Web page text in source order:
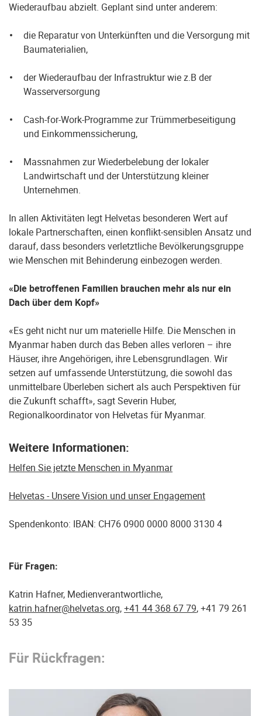
Wiederaufbau abzielt. Geplant sind unter anderem:
die Reparatur von Unterkünften und die Versorgung mit
Baumaterialien,
der Wiederaufbau der Infrastruktur wie z.B der
Wasserversorgung
Cash-for-Work-Programme zur Trümmerbeseitigung
und Einkommenssicherung,
Massnahmen zur Wiederbelebung der lokaler
Landwirtschaft und der Unterstützung kleiner
Unternehmen.
In allen Aktivitäten legt Helvetas besonderen Wert auf
lokale Partnerschaften, einen konflikt-sensiblen Ansatz und
darauf, dass besonders verletztliche Bevölkerungsgruppe
wie Menschen mit Behinderung einbezogen werden.
«Die betroffenen Familien brauchen mehr als nur ein
Dach über dem Kopf»
«Es geht nicht nur um materielle Hilfe. Die Menschen in
Myanmar haben durch das Beben alles verloren – ihre
Häuser, ihre Angehörigen, ihre Lebensgrundlagen. Wir
setzen auf umfassende Unterstützung, die sowohl das
unmittelbare Überleben sichert als auch Perspektiven für
die Zukunft schafft», sagt Severin Huber,
Regionalkoordinator von Helvetas für Myanmar.
Weitere Informationen:
Helfen Sie jetzte Menschen in Myanmar
Helvetas - Unsere Vision und unser Engagement
Spendenkonto: IBAN: CH76 0900 0000 8000 3130 4
Für Fragen:
Katrin Hafner, Medienverantwortliche,
katrin.hafner@helvetas.org,+41 44 368 67 79, +41 79 261
53 35
Für Rückfragen: